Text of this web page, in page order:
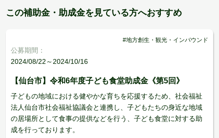
この補助金・助成金を見ている方へおすすめ
#地方創生・観光・インバウンド
公募期間：
2024/08/22～2024/10/16
【仙台市】令和6年度子ども食堂助成金《第5回》
子どもの地域における健やかな育ちを応援するため、社会福祉
法人仙台市社会福祉協議会と連携し、子どもたちの身近な地域
の居場所として食事の提供などを行う、子ども食堂に対する助
成を行っております。